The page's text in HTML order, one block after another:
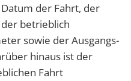
der Fahrt, der
betrieblich
sowie der Ausgangs-
hinaus ist der
Fahrt